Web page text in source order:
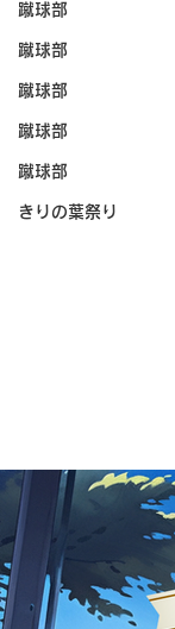
蹴球部
蹴球部
蹴球部
蹴球部
蹴球部
きりの葉祭り